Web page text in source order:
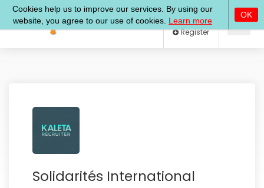
Log In
Solidarités International